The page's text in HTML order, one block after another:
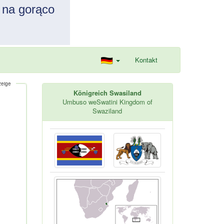
Kontakt
Königreich Swasiland
Umbuso weSwatini Kingdom of
Swaziland